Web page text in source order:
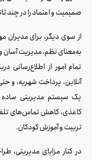
صمیمیت و اعتماد را در چند
از سوی دیگر، برای
به‌معنای نظم، مدیریت
تمام امور از اطلاع‌رسانی
آنلاین، پرداخت شهریه، و
یک سیستم مدیریتی
کاغذی، کاهش تماس‌های
تربیت و آموزش کودکان.
در کنار مزایای